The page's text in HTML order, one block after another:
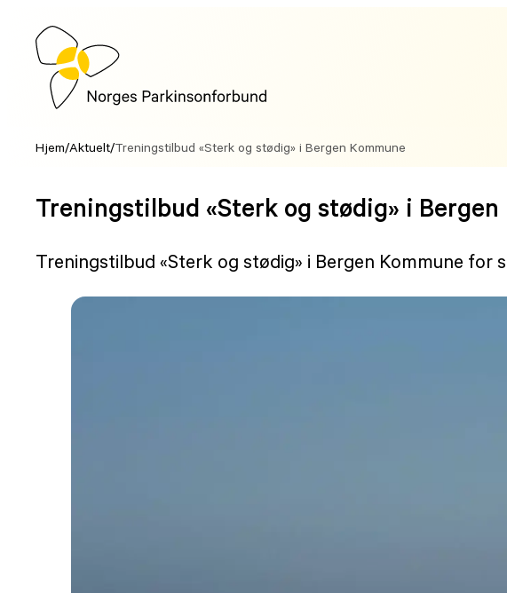
innhold
Hjem/Aktuelt/Treningstilbud «Sterk og stødig» i Bergen Kommune
Treningstilbud «Sterk og stødig» i Bergen
Treningstilbud «Sterk og stødig» i Bergen Kommune for